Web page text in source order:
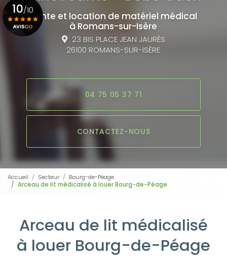
Vente et location de matériel médical
à Romans-sur-Isère
23 BIS PLACE JEAN JAURÈS
26100 ROMANS-SUR-ISÈRE
04 75 05 37 71
CONTACTEZ-NOUS
10/10
Accueil Secteur
Bourg-de-Péage
Arceau de lit médicalisé à louer Bourg-de-Péage
Arceau de lit médicalisé
à louer Bourg-de-Péage